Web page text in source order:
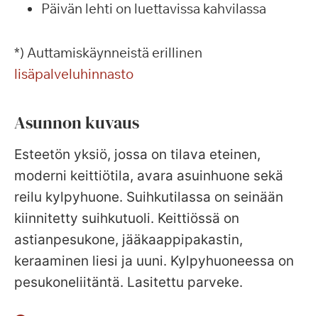
Päivän lehti on luettavissa kahvilassa
*) Auttamiskäynneistä erillinen
lisäpalveluhinnasto
Asunnon kuvaus
Esteetön yksiö, jossa on tilava eteinen,
moderni keittiötila, avara asuinhuone sekä
reilu kylpyhuone. Suihkutilassa on seinään
kiinnitetty suihkutuoli. Keittiössä on
astianpesukone, jääkaappipakastin,
keraaminen liesi ja uuni. Kylpyhuoneessa on
pesukoneliitäntä. Lasitettu parveke.